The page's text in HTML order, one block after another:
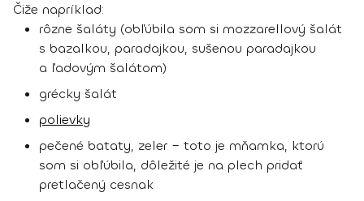
Čiže napríklad:
rôzne šaláty (obľúbila som si mozzarellový šalát
s bazalkou, paradajkou, sušenou paradajkou
a ľadovým šalátom)
grécky šalát
polievky
pečené bataty, zeler – toto je mňamka, ktorú
som si obľúbila, dôležité je na plech pridať
pretlačený cesnak